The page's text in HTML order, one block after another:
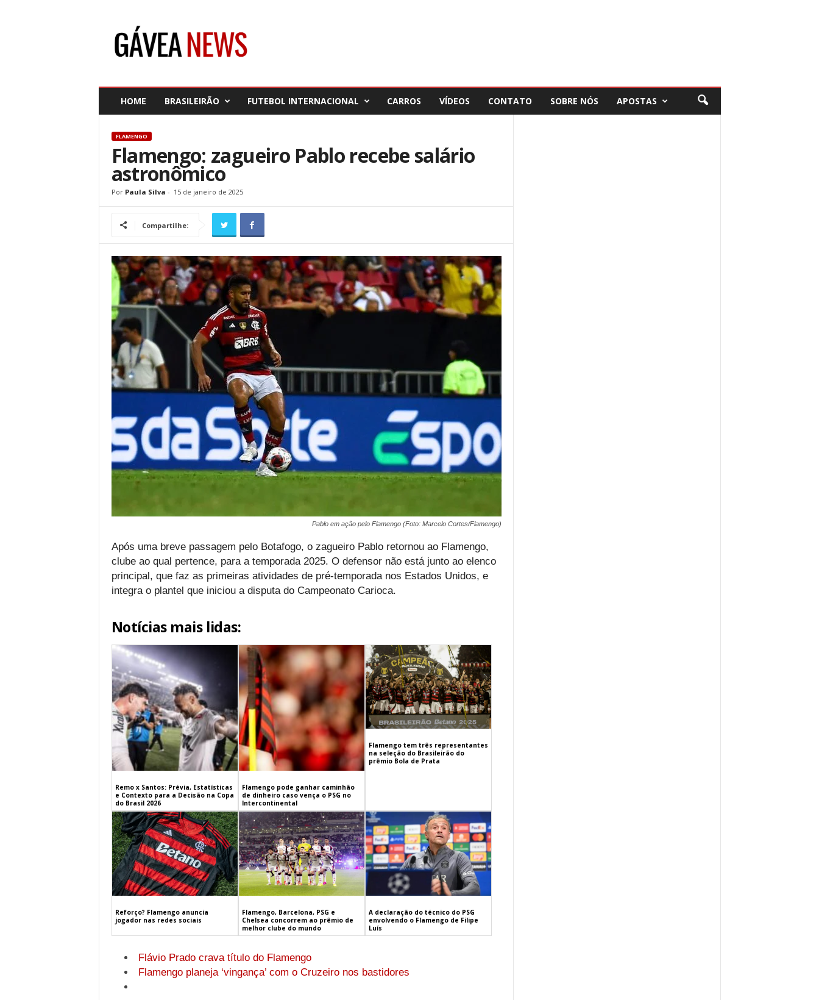
HOME BRASILEIRÃO FUTEBOL INTERNACIONAL CARROS VÍDEOS CONTATO SOBRE NÓS APOSTAS
FLAMENGO
Flamengo: zagueiro Pablo recebe salário
astronômico
Por Paula Silva - 15 de janeiro de 2025
Compartilhe:
Pablo em ação pelo Flamengo (Foto: Marcelo Cortes/Flamengo)
Após uma breve passagem pelo Botafogo, o zagueiro Pablo retornou ao Flamengo,
clube ao qual pertence, para a temporada 2025. O defensor não está junto ao elenco
principal, que faz as primeiras atividades de pré-temporada nos Estados Unidos, e
integra o plantel que iniciou a disputa do Campeonato Carioca.
Notícias mais lidas:
Remo x Santos: Prévia, Estatísticas
e Contexto para a Decisão na Copa
do Brasil 2026
Flamengo pode ganhar caminhão
de dinheiro caso vença o PSG no
Intercontinental
Flamengo tem três representantes
na seleção do Brasileirão do
prêmio Bola de Prata
Reforço? Flamengo anuncia
jogador nas redes sociais
Flamengo, Barcelona, PSG e
Chelsea concorrem ao prêmio de
melhor clube do mundo
A declaração do técnico do PSG
envolvendo o Flamengo de Filipe
Luís
Flávio Prado crava título do Flamengo
Flamengo planeja ‘vingança’ com o Cruzeiro nos bastidores